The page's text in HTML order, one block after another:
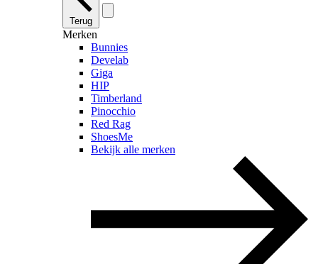
Terug
Merken
Bunnies
Develab
Giga
HIP
Timberland
Pinocchio
Red Rag
ShoesMe
Bekijk alle merken